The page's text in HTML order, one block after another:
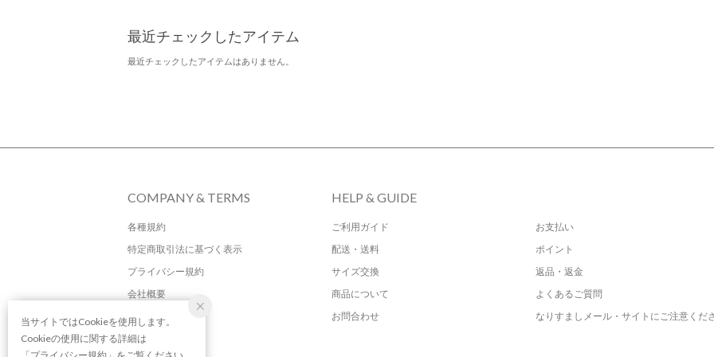
最近チェックしたアイテム
最近チェックしたアイテムはありません。
COMPANY & TERMS
各種規約
特定商取引法に基づく表示
プライバシー規約
会社概要
HELP & GUIDE
ご利用ガイド
配送・送料
サイズ交換
商品について
お問合わせ
お支払い
ポイント
返品・返金
よくあるご質問
なりすましメール・サイトにご注意くだ
当サイトではCookieを使用します。
Cookieの使用に関する詳細は